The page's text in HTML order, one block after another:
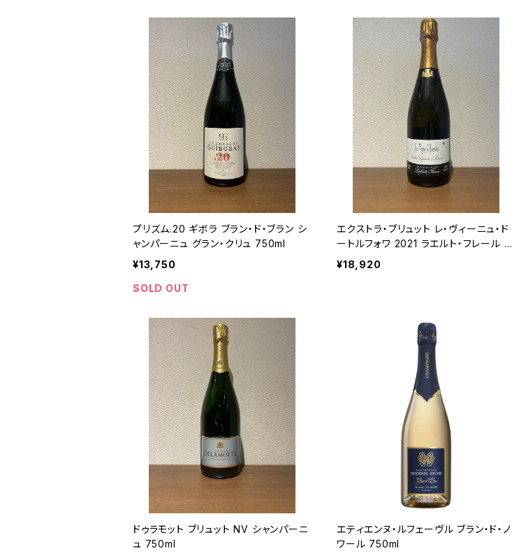
プリズム.20 ギボラ ブラン・ド・ブラン シ
ャンパーニュ グラン・クリュ 750ml
¥13,750
SOLD OUT
エクストラ・ブリュット レ・ヴィーニュ・ド
ートルフォワ 2021 ラエルト・フレール シ
ャンパーニュ ムニエ100％ 750ml
¥18,920
ドゥラモット ブリュット NV シャンパーニ
ュ 750ml
エティエンヌ・ルフェーヴル ブラン・ド・ノ
ワール 750ml